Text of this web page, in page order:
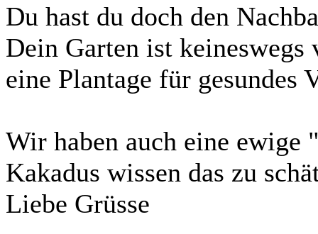
Du hast du doch den
Dein Garten ist
eine Plantage für gesundes
Wir haben auch eine ewige
Kakadus wissen das zu
Liebe Grüsse